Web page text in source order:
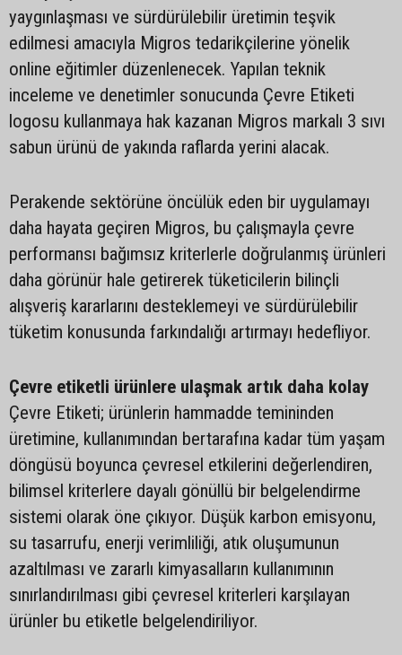
yaygınlaşması ve sürdürülebilir üretimin teşvik
edilmesi amacıyla Migros tedarikçilerine yönelik
online eğitimler düzenlenecek. Yapılan teknik
inceleme ve denetimler sonucunda Çevre Etiketi
logosu kullanmaya hak kazanan Migros markalı 3 sıvı
sabun ürünü de yakında raflarda yerini alacak.
Perakende sektörüne öncülük eden bir uygulamayı
daha hayata geçiren Migros, bu çalışmayla çevre
performansı bağımsız kriterlerle doğrulanmış ürünleri
daha görünür hale getirerek tüketicilerin bilinçli
alışveriş kararlarını desteklemeyi ve sürdürülebilir
tüketim konusunda farkındalığı artırmayı hedefliyor.
Çevre etiketli ürünlere ulaşmak artık daha kolay
Çevre Etiketi; ürünlerin hammadde temininden
üretimine, kullanımından bertarafına kadar tüm yaşam
döngüsü boyunca çevresel etkilerini değerlendiren,
bilimsel kriterlere dayalı gönüllü bir belgelendirme
sistemi olarak öne çıkıyor. Düşük karbon emisyonu,
su tasarrufu, enerji verimliliği, atık oluşumunun
azaltılması ve zararlı kimyasalların kullanımının
sınırlandırılması gibi çevresel kriterleri karşılayan
ürünler bu etiketle belgelendiriliyor.